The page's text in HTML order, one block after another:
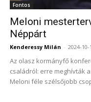
Fontos
Meloni
Néppárt
Kenderessy Milán - 2024-10-
Az olasz kormányfő
családról: erre meghívták
Meloni féle szélsőjobb